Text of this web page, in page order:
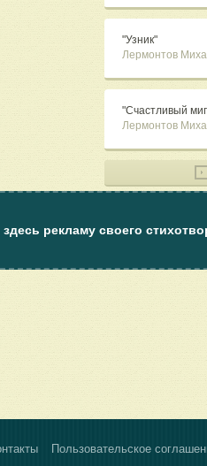
"Узник"
Лермонтов
"Счастливый
Лермонтов
здесь рекламу своего
Пользовательское